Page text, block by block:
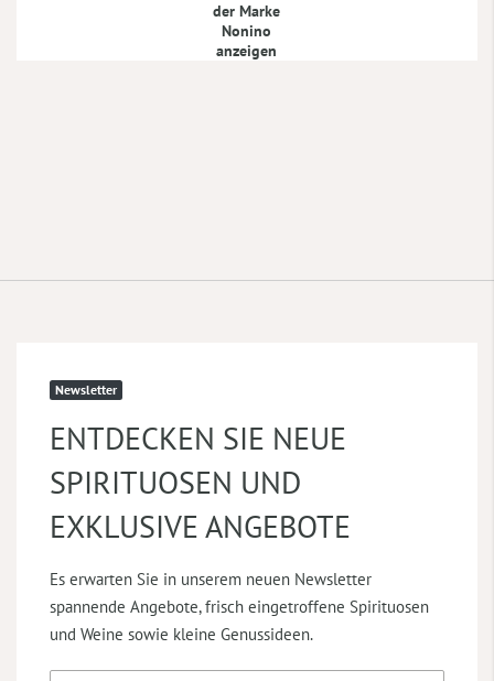
der Marke
Nonino
anzeigen
Newsletter
ENTDECKEN SIE NEUE
SPIRITUOSEN UND
EXKLUSIVE ANGEBOTE
Es erwarten Sie in unserem neuen Newsletter
spannende Angebote, frisch eingetroffene Spirituosen
und Weine sowie kleine Genussideen.